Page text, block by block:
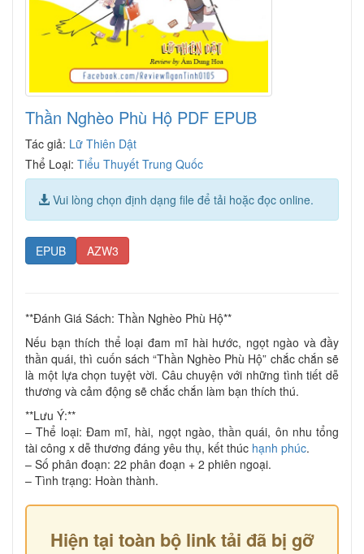
Thần Nghèo Phù Hộ PDF EPUB
Tác giả: Lữ Thiên Dật
Thể Loại: Tiểu Thuyết Trung Quốc
Vui lòng chọn định dạng file để tải hoặc đọc online.
EPUB AZW3
**Đánh Giá Sách: Thần Nghèo Phù Hộ**
Nếu bạn thích thể loại đam mĩ hài hước, ngọt ngào và đầy
thần quái, thì cuốn sách “Thần Nghèo Phù Hộ” chắc chắn sẽ
là một lựa chọn tuyệt vời. Câu chuyện với những tình tiết dễ
thương và cảm động sẽ chắc chắn làm bạn thích thú.
**Lưu Ý:**
– Thể loại: Đam mĩ, hài, ngọt ngào, thần quái, ôn nhu tổng
tài công x dễ thương đáng yêu thụ, kết thúc hạnh phúc.
– Số phân đoạn: 22 phân đoạn + 2 phiên ngoại.
– Tình trạng: Hoàn thành.
Hiện tại toàn bộ link tải đã bị gỡ